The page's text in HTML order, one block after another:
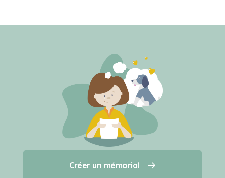
Créer un mémorial
Qui sommes-nous ?
Créer un mémorial